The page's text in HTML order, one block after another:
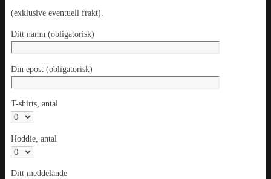
(exklusive eventuell frakt).
Ditt namn (obligatorisk)
Din epost (obligatorisk)
T-shirts, antal
Hoddie, antal
Ditt meddelande